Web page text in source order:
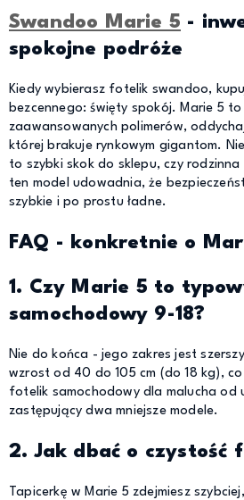
Swandoo Marie 5 -
spokojne podróże
Kiedy wybierasz fotelik swandoo,
bezcennego: święty spokój. Marie 5 to
zaawansowanych polimerów,
której brakuje rynkowym gigantom.
to szybki skok do sklepu, czy
ten model udowadnia, że
szybkie i po prostu ładne.
FAQ - konkretnie o
1. Czy Marie 5 to
samochodowy 9-18?
Nie do końca - jego zakres jest
wzrost od 40 do 105 cm (do 18 kg),
fotelik samochodowy dla malucha od
zastępujący dwa mniejsze modele.
2. Jak dbać o czystość
Tapicerkę w Marie 5 zdejmiesz